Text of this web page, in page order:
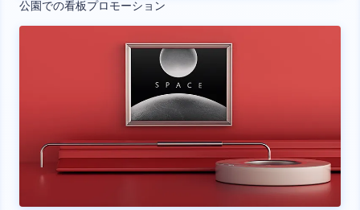
公園での看板プロモーション